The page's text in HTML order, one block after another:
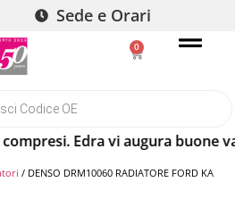
Sede e Orari
0
Edra vi augura buone
/ DENSO DRM10060 RADIATORE FORD KA